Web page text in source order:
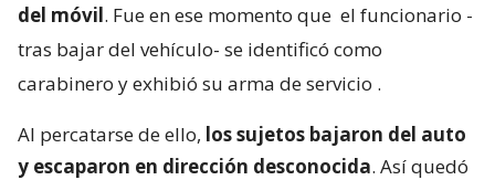
del móvil. Fue en ese momento que el funcionario -
tras bajar del vehículo- se identificó como
carabinero y exhibió su arma de servicio .
Al percatarse de ello, los sujetos bajaron del auto
y escaparon en dirección desconocida. Así quedó